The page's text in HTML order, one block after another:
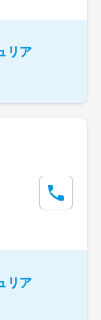
リア
リア